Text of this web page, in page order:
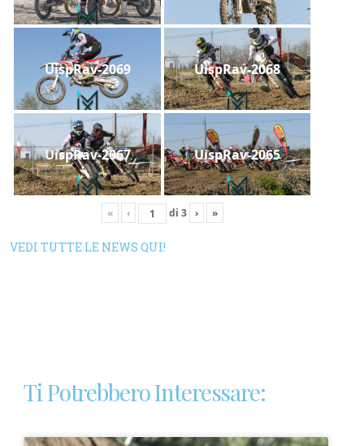
UispRav-2069 UispRav-2068
UispRav-2067 UispRav-2065
« ‹ di 3 › »
VEDI TUTTE LE NEWS QUI!
Ti Potrebbero Interessare: